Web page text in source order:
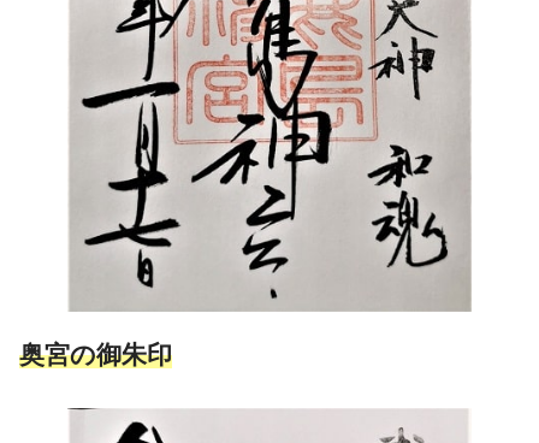
奥宮の御朱印